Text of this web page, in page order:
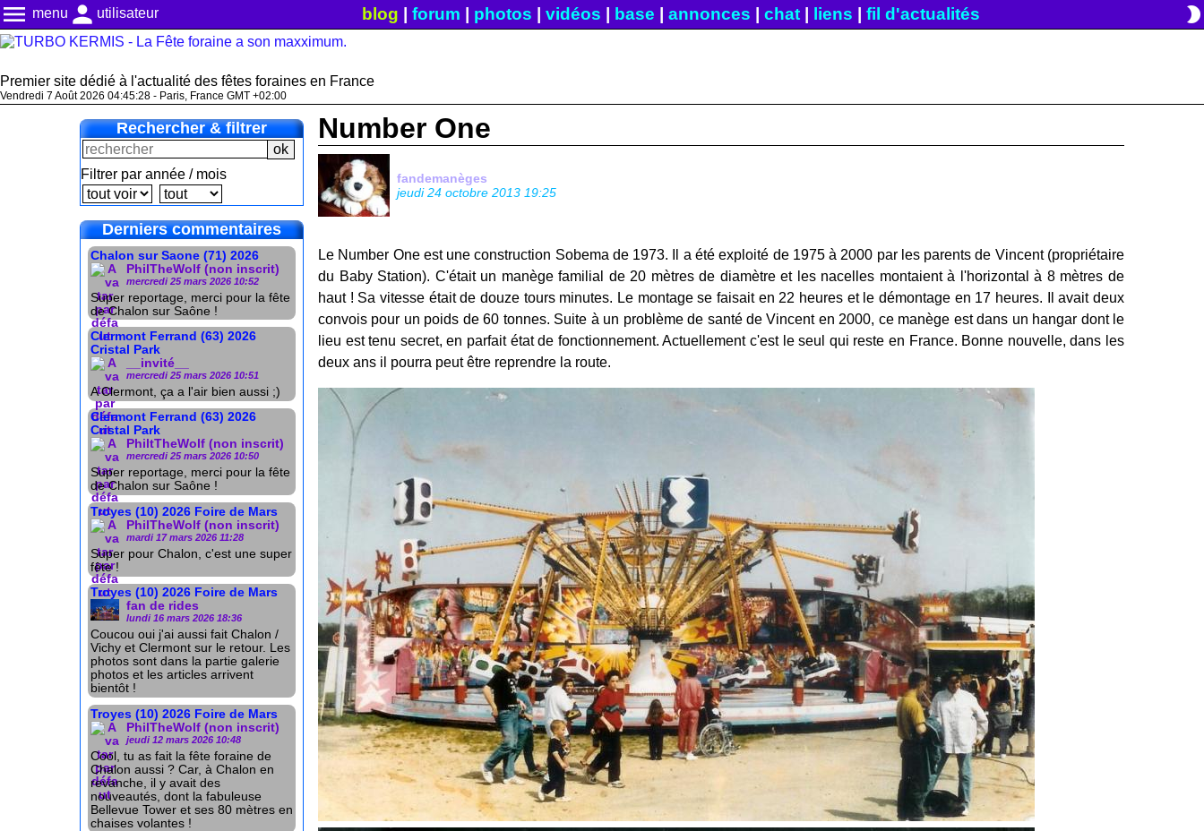
menu menu person utilisateur blog forum photos vidéos base annonces chat| liens fil d'actualités brightness_2
Premier site dédié à l'actualité des fêtes foraines en France
Vendredi 7 Août 2026 04:45:29 - Paris, France GMT +02:00
Rechercher & filtrer
Filtrer par année / mois
Derniers commentaires
Chalon sur Saone (71) 2026
PhilTheWolf (non inscrit)
mercredi 25 mars 2026 10:52
Super reportage, merci pour la fête
de Chalon sur Saône !
Clermont Ferrand (63) 2026
Cristal Park
__invité__
mercredi 25 mars 2026 10:51
A Clermont, ça a l'air bien aussi ;)
Clermont Ferrand (63) 2026
Cristal Park
PhiltTheWolf (non inscrit)
mercredi 25 mars 2026 10:50
Super reportage, merci pour la fête
de Chalon sur Saône !
Troyes (10) 2026 Foire de Mars
PhilTheWolf (non inscrit)
mardi 17 mars 2026 11:28
Super pour Chalon, c'est une super
fête !
Troyes (10) 2026 Foire de Mars
fan de rides
lundi 16 mars 2026 18:36
Coucou oui j'ai aussi fait Chalon /
Vichy et Clermont sur le retour. Les
photos sont dans la partie galerie
photos et les articles arrivent
bientôt !
Troyes (10) 2026 Foire de Mars
PhilTheWolf (non inscrit)
jeudi 12 mars 2026 10:48
Cool, tu as fait la fête foraine de
Chalon aussi ? Car, à Chalon en
revanche, il y avait des
nouveautés, dont la fabuleuse
Bellevue Tower et ses 80 mètres en
chaises volantes !
Number One
fandemanèges
jeudi 24 octobre 2013 19:25
Le Number One est une construction Sobema de 1973. Il a été exploité de 1975 à 2000 par les parents de Vincent (propriétaire
du Baby Station). C'était un manège familial de 20 mètres de diamètre et les nacelles montaient à l'horizontal à 8 mètres de
haut ! Sa vitesse était de douze tours minutes. Le montage se faisait en 22 heures et le démontage en 17 heures. Il avait deux
convois pour un poids de 60 tonnes. Suite à un problème de santé de Vincent en 2000, ce manège est dans un hangar dont le
lieu est tenu secret, en parfait état de fonctionnement. Actuellement c'est le seul qui reste en France. Bonne nouvelle, dans les
deux ans il pourra peut être reprendre la route.